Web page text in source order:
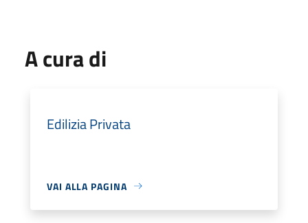
A cura di
Edilizia Privata
VAI ALLA PAGINA